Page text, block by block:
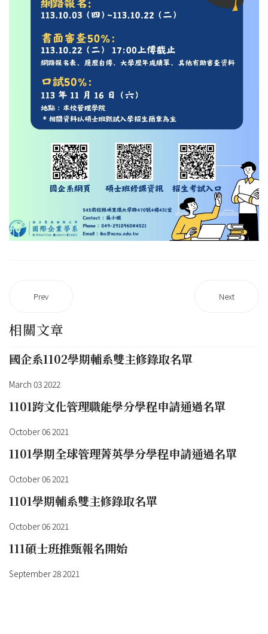
Prev Next
相關文章
國企系1102學期輔系雙主修錄取名單
March 03 2022
1101跨文化管理職能學分學程申請通過名單
October 06 2021
1101學期全球管理菁英學分學程申請通過名單
October 06 2021
1101學期輔系雙主修錄取名單
October 06 2021
111碩士班推甄報名開始
September 28 2021